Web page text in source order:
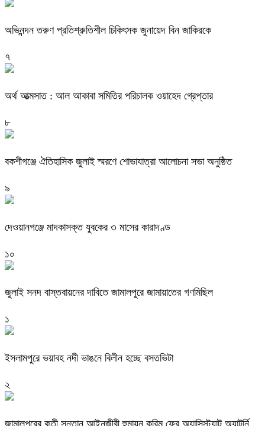
অভিনন্দন তরুণ প্রতিশ্রুতিশীল চিকিৎসক জুনায়েদ বিন জাকিরকে
৭
অর্থ আত্মসাত : আল আকাবা সমিতির পরিচালক ওয়াহেদ গ্রেপ্তার
৮
বকশীগঞ্জে ঐতিহাসিক জুলাই স্মরণে শোভাযাত্রা আলোচনা সভা অনুষ্ঠিত
৯
দেওয়ানগঞ্জে মাদকাসক্ত যুবকের ৩ মাসের কারাদণ্ড
১০
জুলাই সনদ বাস্তবায়নের দাবিতে জামালপুরে জামায়াতের গণমিছিল
১
ইসলামপুরে ভয়াবহ নদী ভাঙনে বিলীন হচ্ছে বসতভিটা
২